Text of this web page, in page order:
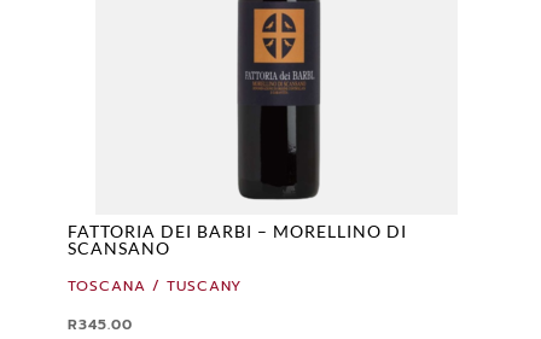
FATTORIA DEI BARBI – MORELLINO DI
SCANSANO
TOSCANA / TUSCANY
R345.00